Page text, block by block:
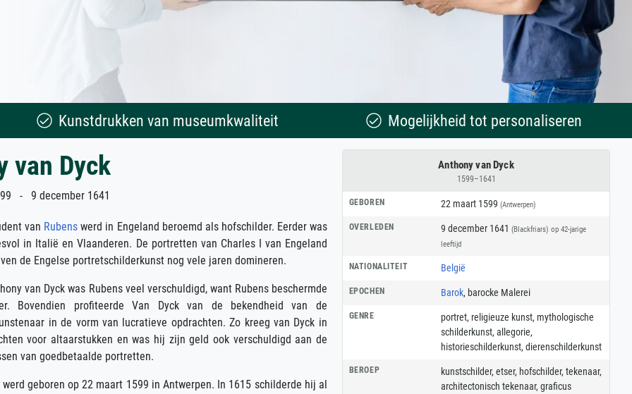
Kunstdrukken van museumkwaliteit Mogelijkheid tot personaliseren
Anthony van Dyck
1599–1641
GEBOREN 22 maart 1599 (Antwerpen)
OVERLEDEN 9 december 1641 (Blackfriars) op 42-jarige
leeftijd
NATIONALITEIT België
EPOCHEN Barok, barocke Malerei
GENRE portret, religieuze kunst, mythologische
schilderkunst, allegorie,
historieschilderkunst, dierenschilderkunst
BEROEP kunstschilder, etser, hofschilder, tekenaar,
architectonisch tekenaar, graficus
van Dyck
- 9 december 1641
van Rubens werd in Engeland beroemd als hofschilder. Eerder was
in Italië en Vlaanderen. De portretten van Charles I van Engeland
de Engelse portretschilderkunst nog vele jaren domineren.
van Dyck was Rubens veel verschuldigd, want Rubens beschermde
Bovendien profiteerde Van Dyck van de bekendheid van de
in de vorm van lucratieve opdrachten. Zo kreeg van Dyck in
voor altaarstukken en was hij zijn geld ook verschuldigd aan de
van goedbetaalde portretten.
werd geboren op 22 maart 1599 in Antwerpen. In 1615 schilderde hij al